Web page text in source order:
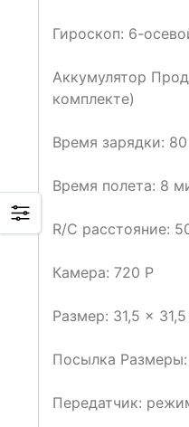
Гироскоп: 6-
Аккумулятор
комплекте)
Время зарядки:
Время полета: 8
R/C расстояние:
Камера: 720 P
Размер: 31,5 ×
Посылка
Передатчик: